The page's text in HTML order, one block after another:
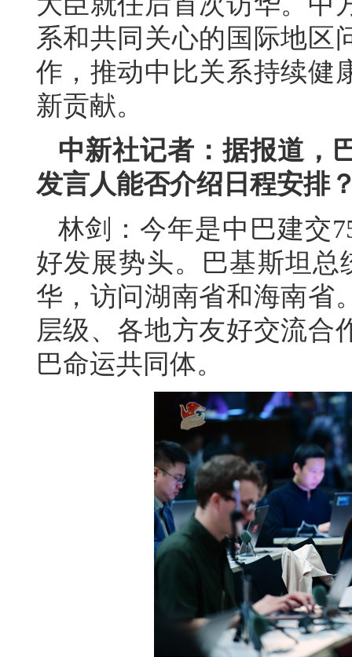
系和共同关心的国际地区
作，推动中比关系持续健
新贡献。
中新社记者：据报道，
发言人能否介绍日程安排
林剑：今年是中巴建交
好发展势头。巴基斯坦总
华，访问湖南省和海南省
层级、各地方友好交流合
巴命运共同体。